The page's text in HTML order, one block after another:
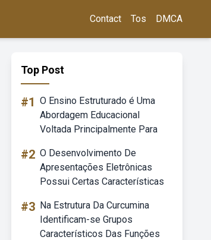
Contact Tos DMCA
Top Post
#1 O Ensino Estruturado é Uma
Abordagem Educacional
Voltada Principalmente Para
#2 O Desenvolvimento De
Apresentações Eletrônicas
Possui Certas Características
#3 Na Estrutura Da Curcumina
Identificam-se Grupos
Característicos Das Funções